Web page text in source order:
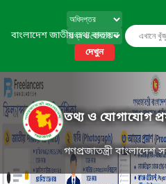
বাংলাদেশ জাতীয় তথ্য বাতায়ন
দেখুন
তথ্য ও যোগাযোগ
গণপ্রজাতন্ত্রী বাংলাদেশ